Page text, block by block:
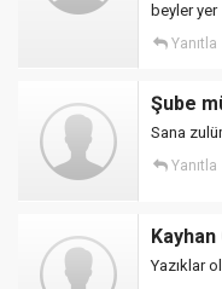
beyler yer
Yanıtla
Şube
Sana
Yanıtla
Yazıklar